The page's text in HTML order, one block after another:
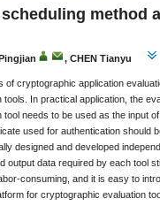
method
, CHEN Tianyu
of cryptographic application
In practical application, the
needs to be used as the input
used for authentication should
designed and developed
output data required by each tool
consuming, and it is easy to
for cryptographic evaluation